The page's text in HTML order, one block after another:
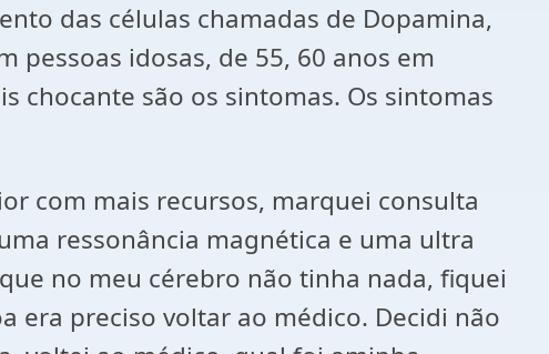
das células chamadas de Dopamina,
idosas, de 55, 60 anos em
chocante são os sintomas. Os sintomas
com mais recursos, marquei consulta
ressonância magnética e uma ultra
no meu cérebro não tinha nada, fiquei
era preciso voltar ao médico. Decidi não